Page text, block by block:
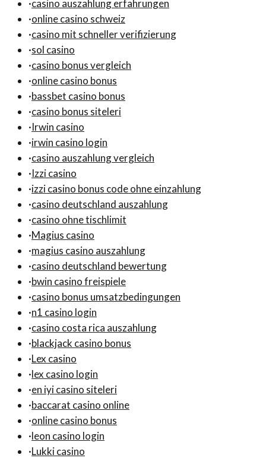
·casino auszahlung erfahrungen
·online casino schweiz
·casino mit schneller verifizierung
·sol casino
·casino bonus vergleich
·online casino bonus
·bassbet casino bonus
·casino bonus siteleri
·Irwin casino
·irwin casino login
·casino auszahlung vergleich
·Izzi casino
·izzi casino bonus code ohne einzahlung
·casino deutschland auszahlung
·casino ohne tischlimit
·Magius casino
·magius casino auszahlung
·casino deutschland bewertung
·bwin casino freispiele
·casino bonus umsatzbedingungen
·n1 casino login
·casino costa rica auszahlung
·blackjack casino bonus
·Lex casino
·lex casino login
·en iyi casino siteleri
·baccarat casino online
·online casino bonus
·leon casino login
·Lukki casino